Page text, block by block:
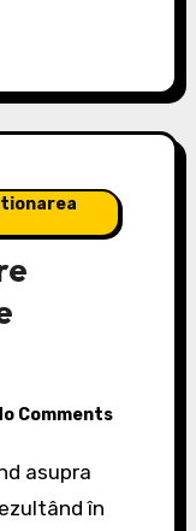
Comments
în